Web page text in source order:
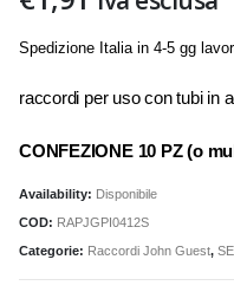
Spedizione Italia in 4-5 gg
raccordi per uso con tubi in
CONFEZIONE 10 PZ (o
Availability: Disponibile
COD: RAPJGPI0412S
Categorie: Raccordi John Guest,